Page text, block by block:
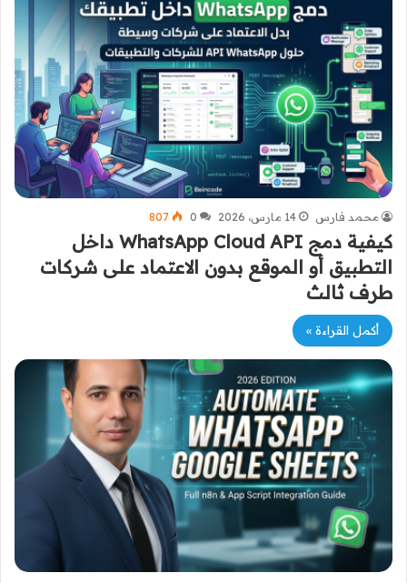
محمد فارس 14 مارس، 2026 0
807
كيفية دمج WhatsApp Cloud API داخل
التطبيق أو الموقع بدون الاعتماد على شركات
طرف ثالث
أكمل القراءة »